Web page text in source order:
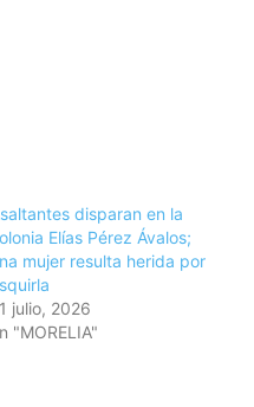
disparan en la
Elías Pérez Ávalos;
mujer resulta herida por
julio, 2026
"MORELIA"